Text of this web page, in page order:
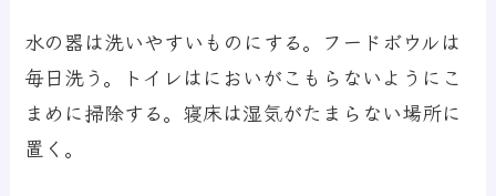
水の器は洗いやすいものにする。フードボウルは
毎日洗う。トイレはにおいがこもらないようにこ
まめに掃除する。寝床は湿気がたまらない場所に
置く。